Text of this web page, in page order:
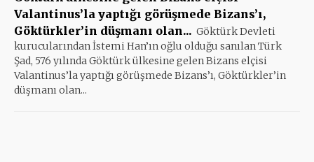
Valantinus’la yaptığı görüşmede Bizans’ı,
Göktürkler’in düşmanı olan... Göktürk Devleti
kurucularından İstemi Han’ın oğlu olduğu sanılan Türk
Şad, 576 yılında Göktürk ülkesine gelen Bizans elçisi
Valantinus’la yaptığı görüşmede Bizans’ı, Göktürkler’in
düşmanı olan...